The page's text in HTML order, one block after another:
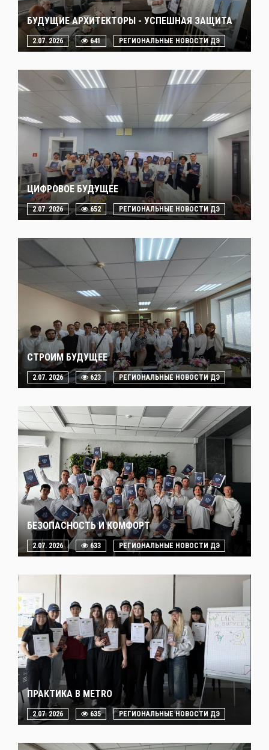
БУДУЩИЕ АРХИТЕКТОРЫ - УСПЕШНАЯ ЗАЩИТА
2.07. 2026 641 РЕГИОНАЛЬНЫЕ НОВОСТИ ДЭ
ЦИФРОВОЕ БУДУЩЕЕ
2.07. 2026 652 РЕГИОНАЛЬНЫЕ НОВОСТИ ДЭ
СТРОИМ БУДУЩЕЕ
2.07. 2026 623 РЕГИОНАЛЬНЫЕ НОВОСТИ ДЭ
БЕЗОПАСНОСТЬ И КОМФОРТ
2.07. 2026 633 РЕГИОНАЛЬНЫЕ НОВОСТИ ДЭ
ПРАКТИКА В METRO
2.07. 2026 635 РЕГИОНАЛЬНЫЕ НОВОСТИ ДЭ